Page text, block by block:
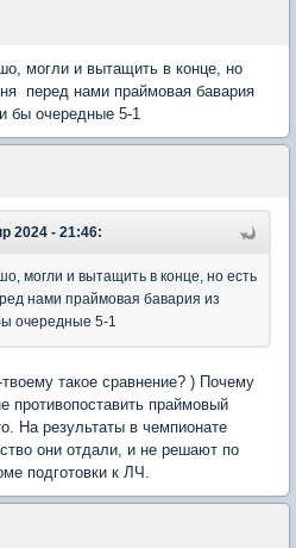
могли и вытащить в конце, но
перед нами праймовая бавария
бы очередные 5-1
2024 - 21:46:
могли и вытащить в конце, но есть
нами праймовая бавария из
очередные 5-1
такое сравнение? ) Почему
противопоставить праймовый
На результаты в чемпионате
они отдали, и не решают по
подготовки к ЛЧ.